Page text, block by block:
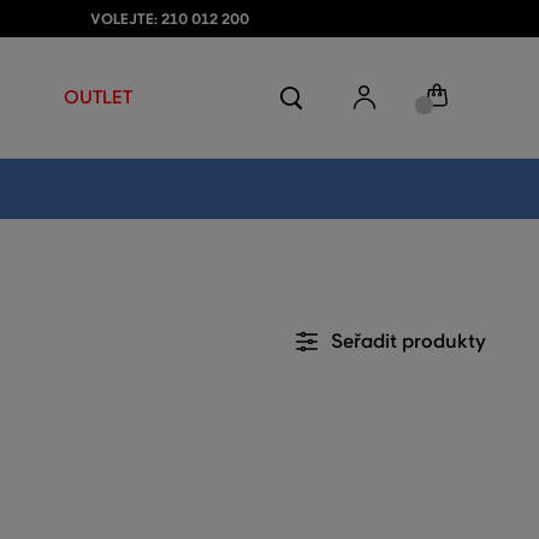
VOLEJTE: 210 012 200
OUTLET
Seřadit produkty